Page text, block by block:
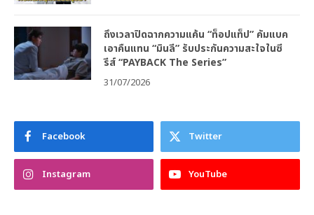
ถึงเวลาปิดฉากความแค้น “ท็อปแท็ป” คัมแบค
เอาคืนแทน “มินลี” รับประกันความสะใจในซี
รีส์ “PAYBACK The Series”
31/07/2026
Facebook Twitter
Instagram YouTube